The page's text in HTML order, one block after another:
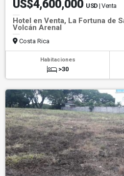
US$4,600,000 USD | Venta
Hotel en Venta, La Fortuna de
Volcán Arenal
Costa Rica
Habitaciones
>30